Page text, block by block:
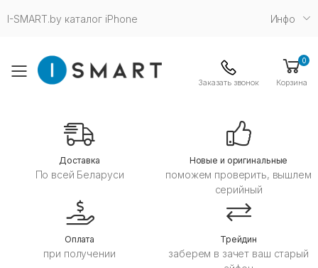
I-SMART.by каталог iPhone Инфо
Toggle mobile menuЗаказать звонок
0
Корзина
Дoставка
По всей Беларуси
Новые и оригинальные
поможем проверить, вышлем
серийный
Оплата
при получении
Трейдин
заберем в зачет ваш старый